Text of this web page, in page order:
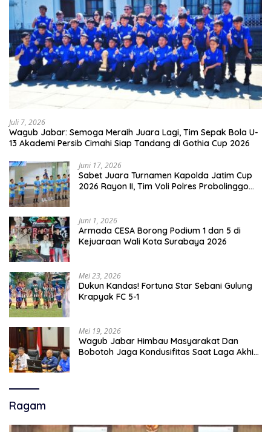
Juli 7, 2026
Wagub Jabar: Semoga Meraih Juara Lagi, Tim Sepak Bola U-
13 Akademi Persib Cimahi Siap Tandang di Gothia Cup 2026
Juni 17, 2026
Sabet Juara Turnamen Kapolda Jatim Cup
2026 Rayon II, Tim Voli Polres Probolinggo
Juni 1, 2026
Armada CESA Borong Podium 1 dan 5 di
Kejuaraan Wali Kota Surabaya 2026
Mei 23, 2026
Dukun Kandas! Fortuna Star Sebani Gulung
Krapyak FC 5-1
Mei 19, 2026
Wagub Jabar Himbau Masyarakat Dan
Bobotoh Jaga Kondusifitas Saat Laga Akhir
Ragam